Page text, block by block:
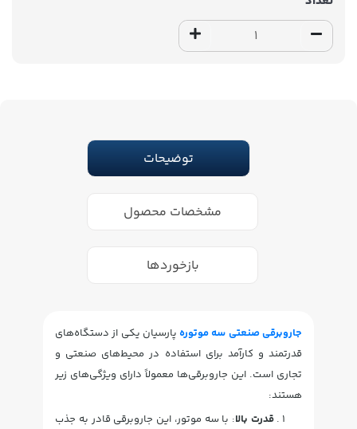
توضیحات
مشخصات محصول
بازخوردها
جاروبرقی صنعتی سه موتوره پارسیان یکی از دستگاه‌های
قدرتمند و کارآمد برای استفاده در محیط‌های صنعتی و
تجاری است. این جاروبرقی‌ها معمولاً دارای ویژگی‌های زیر
هستند:
قدرت بالا: با سه موتور، این جاروبرقی قادر به جذب